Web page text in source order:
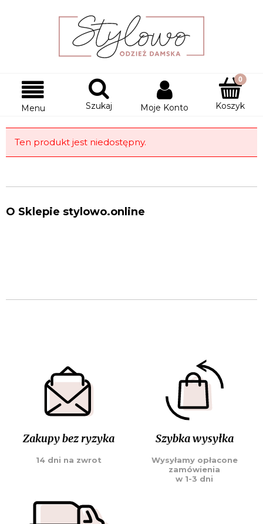
Menu Szukaj Moje Konto Koszyk
Ten produkt jest niedostępny.
O Sklepie stylowo.online
Zakupy bez ryzyka
14 dni na zwrot
Szybka wysyłka
Wysyłamy opłacone
zamówienia
w 1-3 dni